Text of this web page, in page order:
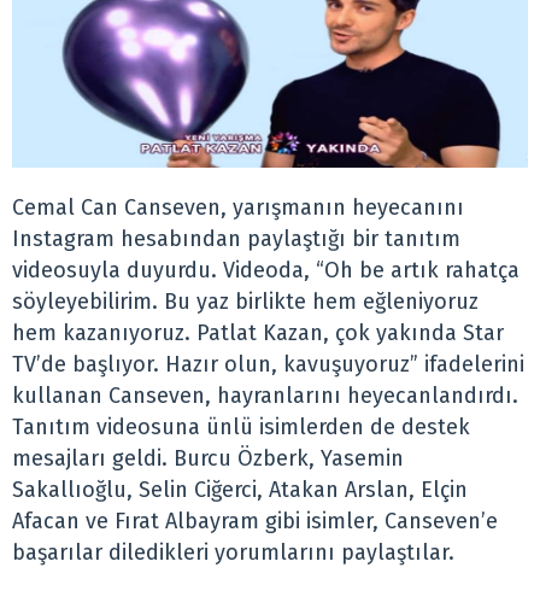
Cemal Can Canseven, yarışmanın heyecanını
Instagram hesabından paylaştığı bir tanıtım
videosuyla duyurdu. Videoda, “Oh be artık rahatça
söyleyebilirim. Bu yaz birlikte hem eğleniyoruz
hem kazanıyoruz. Patlat Kazan, çok yakında Star
TV’de başlıyor. Hazır olun, kavuşuyoruz” ifadelerini
kullanan Canseven, hayranlarını heyecanlandırdı.
Tanıtım videosuna ünlü isimlerden de destek
mesajları geldi. Burcu Özberk, Yasemin
Sakallıoğlu, Selin Ciğerci, Atakan Arslan, Elçin
Afacan ve Fırat Albayram gibi isimler, Canseven’e
başarılar diledikleri yorumlarını paylaştılar.